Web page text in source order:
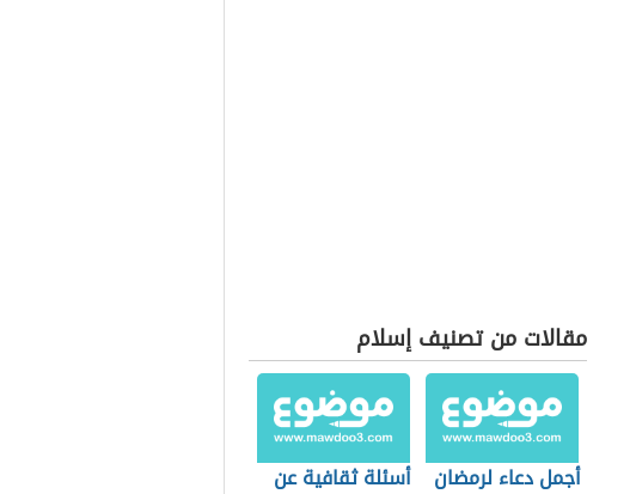
مقالات من تصنيف إسلام
أجمل دعاء لرمضان
أسئلة ثقافية عن